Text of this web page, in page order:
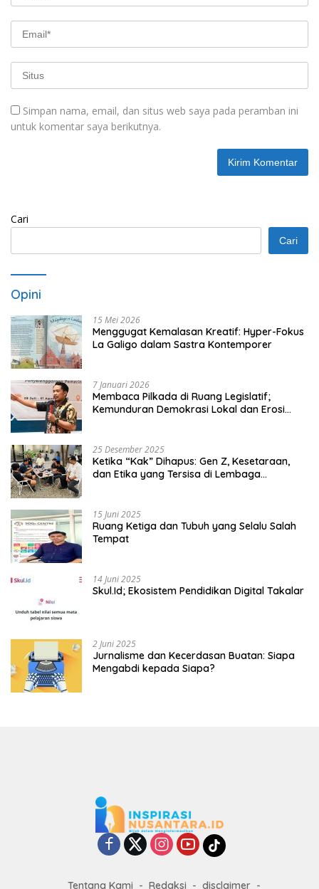
Simpan nama, email, dan situs web saya pada peramban ini
untuk komentar saya berikutnya.
Cari
Cari
Opini
15 Mei 2026
Menggugat Kemalasan Kreatif: Hyper-Fokus
La Galigo dalam Sastra Kontemporer
7 Januari 2026
Membaca Pilkada di Ruang Legislatif;
Kemunduran Demokrasi Lokal dan Erosi
25 Desember 2025
Ketika “Kak” Dihapus: Gen Z, Kesetaraan,
dan Etika yang Tersisa di Lembaga
15 Juni 2025
Ruang Ketiga dan Tubuh yang Selalu Salah
Tempat
14 Juni 2025
Skul.Id; Ekosistem Pendidikan Digital Takalar
2 Juni 2025
Jurnalisme dan Kecerdasan Buatan: Siapa
Mengabdi kepada Siapa?
Tentang Kami Redaksi disclaimer